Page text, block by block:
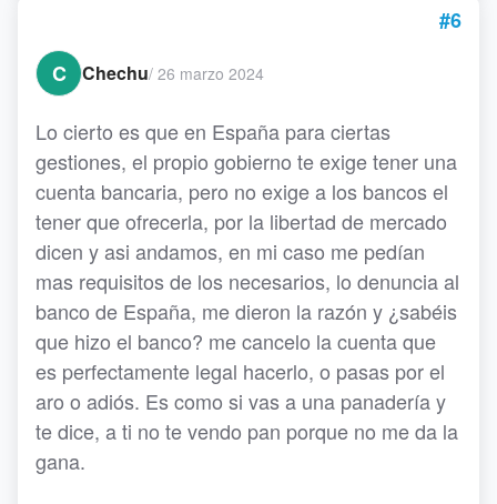
#6
C
Chechu/ 26 marzo 2024
Lo cierto es que en España para ciertas
gestiones, el propio gobierno te exige tener una
cuenta bancaria, pero no exige a los bancos el
tener que ofrecerla, por la libertad de mercado
dicen y asi andamos, en mi caso me pedían
mas requisitos de los necesarios, lo denuncia al
banco de España, me dieron la razón y ¿sabéis
que hizo el banco? me cancelo la cuenta que
es perfectamente legal hacerlo, o pasas por el
aro o adiós. Es como si vas a una panadería y
te dice, a ti no te vendo pan porque no me da la
gana.